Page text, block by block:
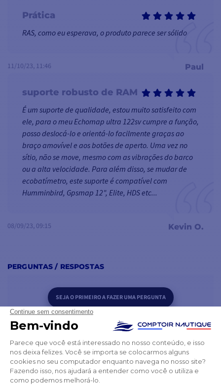
Prática
RAS, como eu esperava, o produto parece ser sólido
11/10/23, 11:46 Paul
suporte robusto de RAM
É um suporte de qualidade, estou muito satisfeito com
ele, para o meu Echomap ultra 122sv cumpre a função,
posso deslocá-lo e orientá-lo facilmente graças ao
braço amovível e aos botões de aperto. Uma vez no
sítio, não se move, mesmo com as vibrações do barco
ou a alta velocidade. Para além disso, se mudar de
ecobatímetro, este suporte é compatível com
Humminbird, Gpsmap 12", Elite, HDS etc...
08/09/23, 09:15 Kevin O.
PERGUNTAS / RESPOSTAS
SEJA O PRIMEIRO A FAZER UMA PERGUNTA
FREQUENTEMENTE COMPRADOS EM
CONJUNTO